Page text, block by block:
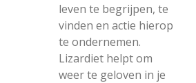
leven te begrijpen, te
vinden en actie hierop
te ondernemen.
Lizardiet helpt om
weer te geloven in je